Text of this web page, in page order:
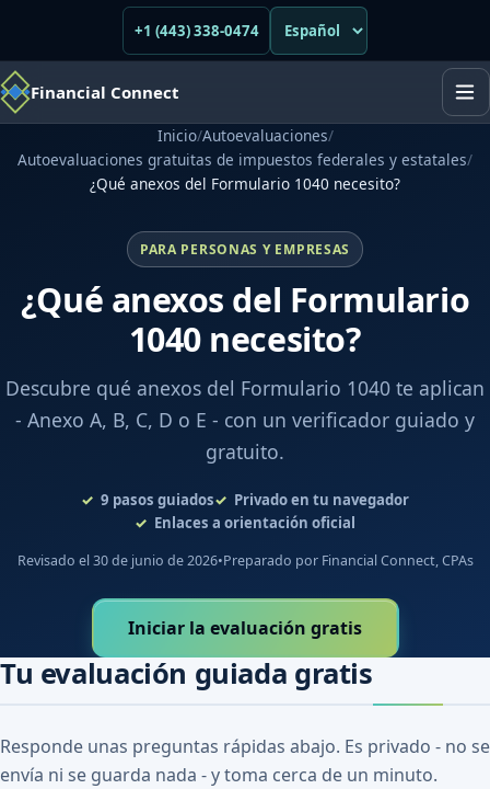
+1 (443) 338-0474
Financial Connect
Inicio/Autoevaluaciones/
Autoevaluaciones gratuitas de impuestos federales y estatales/
¿Qué anexos del Formulario 1040 necesito?
PARA PERSONAS Y EMPRESAS
¿Qué anexos del Formulario
1040 necesito?
Descubre qué anexos del Formulario 1040 te aplican
- Anexo A, B, C, D o E - con un verificador guiado y
gratuito.
9 pasos guiados
Privado en tu navegador
Enlaces a orientación oficial
Revisado el 30 de junio de 2026•Preparado por Financial Connect, CPAs
Iniciar la evaluación gratis
Tu evaluación guiada gratis
Responde unas preguntas rápidas abajo. Es privado - no se
envía ni se guarda nada - y toma cerca de un minuto.